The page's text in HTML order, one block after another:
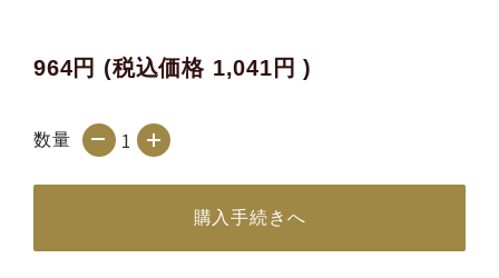
964円 (税込価格 1,041円 )
数量
購入手続きへ